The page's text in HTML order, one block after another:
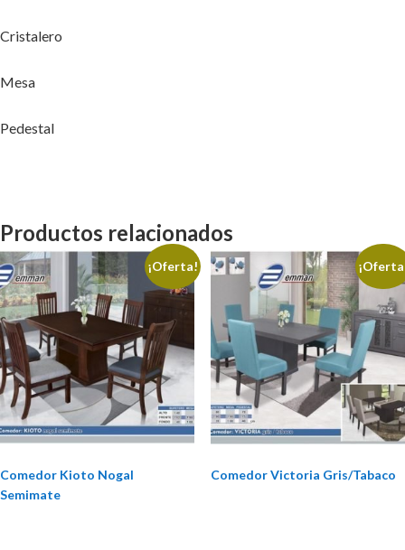
Cristalero
Mesa
Pedestal
Productos relacionados
¡Oferta!
Comedor Kioto Nogal
Semimate
Comedor Victoria Gris/Tabaco